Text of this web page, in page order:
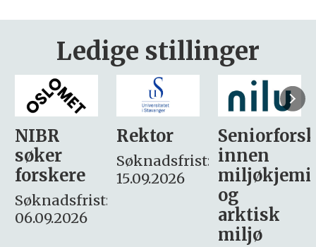
Ledige stillinger
Rektor
Søknadsfrist:
15.09.2026
Seniorforsker
innen
miljøkjemi
søker
– fast
Søknadsfrist:
16. august.